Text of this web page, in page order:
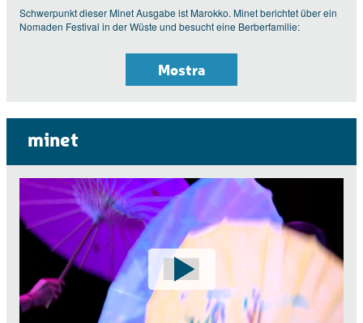
Schwerpunkt dieser Minet Ausgabe ist Marokko. Minet berichtet über ein
Nomaden Festival in der Wüste und besucht eine Berberfamilie:
Mostra
minet